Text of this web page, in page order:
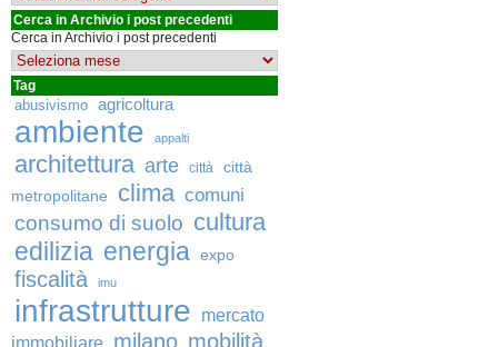
Cerca in Archivio i post precedenti
Cerca in Archivio i post precedenti
Tag
abusivismo agricoltura
ambiente appalti
architettura arte città
città
metropolitane
clima comuni
consumo di suolo cultura
edilizia energia expo
fiscalità imu
infrastrutture
mercato
immobiliare milano mobilità